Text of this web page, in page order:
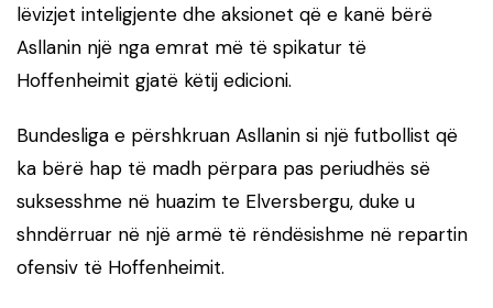
lëvizjet inteligjente dhe aksionet që e kanë bërë
Asllanin një nga emrat më të spikatur të
Hoffenheimit gjatë këtij edicioni.
Bundesliga e përshkruan Asllanin si një futbollist që
ka bërë hap të madh përpara pas periudhës së
suksesshme në huazim te Elversbergu, duke u
shndërruar në një armë të rëndësishme në repartin
ofensiv të Hoffenheimit.